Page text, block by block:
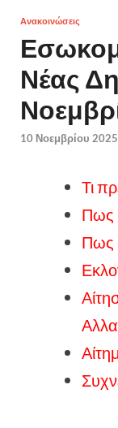
Ανακοινώσεις
Νέας
10 Νοεμβρίου 2025
Τι
Πως
Πως